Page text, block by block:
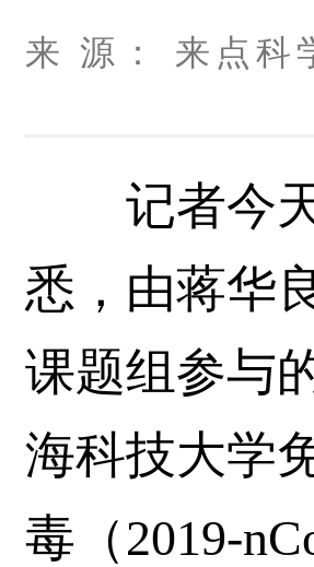
来 源： 来点
记者今天
悉，由蒋华
课题组参与
海科技大学
毒（2019-